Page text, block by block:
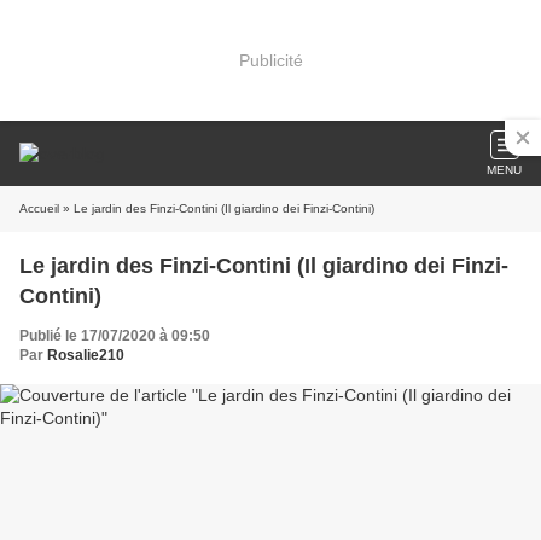
Publicité
MENU
Accueil » Le jardin des Finzi-Contini (Il giardino dei Finzi-Contini)
Le jardin des Finzi-Contini (Il giardino dei Finzi-
Contini)
Publié le 17/07/2020 à 09:50
Par Rosalie210